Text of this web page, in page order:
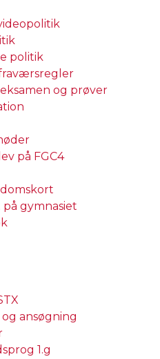
politik
og prøver
på FGC4
gymnasiet
ansøgning
1.g